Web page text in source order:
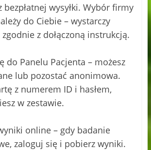
bezpłatnej wysyłki. Wybór firmy
do Ciebie – wystarczy
z dołączoną instrukcją.
do Panelu Pacjenta – możesz
lub pozostać anonimowa.
z numerem ID i hasłem,
w zestawie.
online – gdy badanie
zaloguj się i pobierz wyniki.